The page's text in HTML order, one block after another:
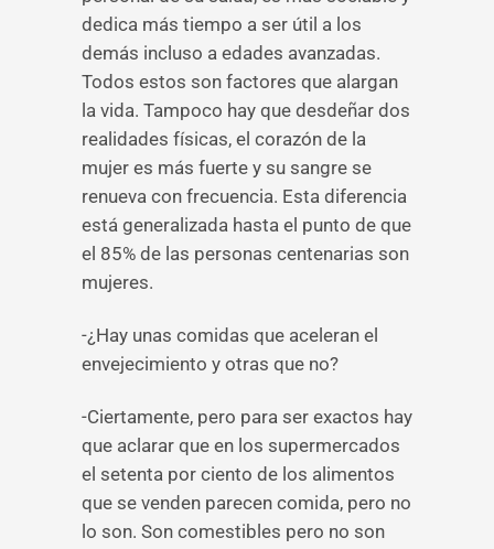
dedica más tiempo a ser útil a los
demás incluso a edades avanzadas.
Todos estos son factores que alargan
la vida. Tampoco hay que desdeñar dos
realidades físicas, el corazón de la
mujer es más fuerte y su sangre se
renueva con frecuencia. Esta diferencia
está generalizada hasta el punto de que
el 85% de las personas centenarias son
mujeres.
-¿Hay unas comidas que aceleran el
envejecimiento y otras que no?
-Ciertamente, pero para ser exactos hay
que aclarar que en los supermercados
el setenta por ciento de los alimentos
que se venden parecen comida, pero no
lo son. Son comestibles pero no son